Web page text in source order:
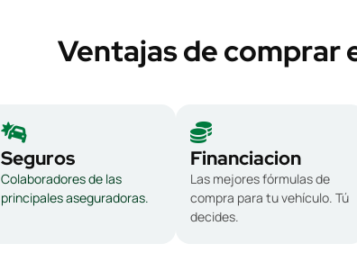
Ventajas de comprar
Seguros
Colaboradores de las
principales aseguradoras.
Financiacion
Las mejores fórmulas de
compra para tu vehículo. Tú
decides.